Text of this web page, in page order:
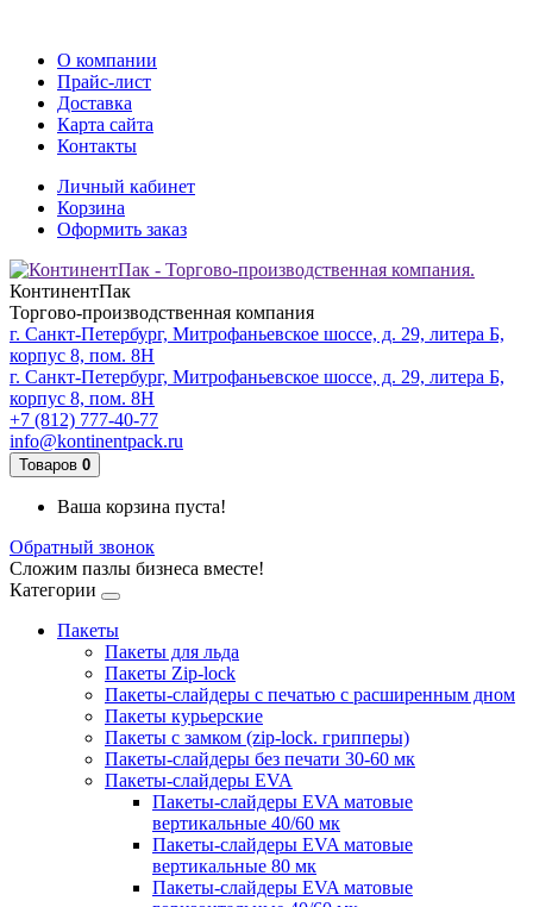
О компании
Прайс-лист
Доставка
Карта сайта
Контакты
Личный кабинет
Корзина
Оформить заказ
КонтинентПак
Торгово-производственная компания
г. Санкт-Петербург, Митрофаньевское шоссе, д. 29, литера Б,
корпус 8, пом. 8Н
г. Санкт-Петербург, Митрофаньевское шоссе, д. 29, литера Б,
корпус 8, пом. 8Н
+7 (812) 777-40-77
info@kontinentpack.ru
Товаров 0
Ваша корзина пуста!
Обратный звонок
Сложим пазлы бизнеса вместе!
Категории
Пакеты
Пакеты для льда
Пакеты Zip-lock
Пакеты-слайдеры с печатью с расширенным дном
Пакеты курьерские
Пакеты с замком (zip-lock. грипперы)
Пакеты-слайдеры без печати 30-60 мк
Пакеты-слайдеры EVA
Пакеты-слайдеры EVA матовые
вертикальные 40/60 мк
Пакеты-слайдеры EVA матовые
вертикальные 80 мк
Пакеты-слайдеры EVA матовые